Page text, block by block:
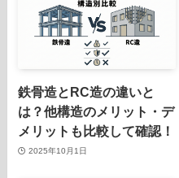
鉄骨造とRC造の違いと
は？他構造のメリット・デ
メリットも比較して確認！
2025年10月1日